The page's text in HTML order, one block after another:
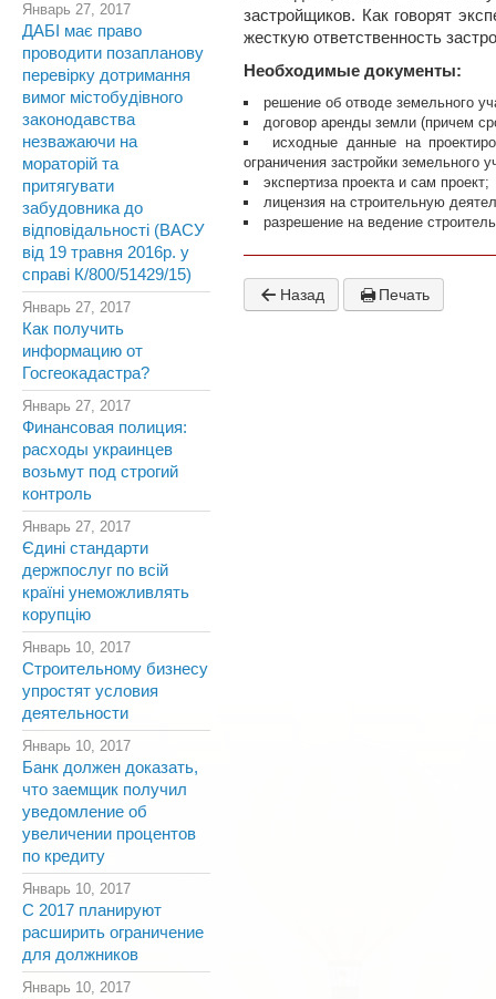
Январь 27, 2017
ДАБІ має право
проводити позапланову
перевірку дотримання
вимог містобудівного
законодавства
незважаючи на
мораторій та
притягувати
забудовника до
відповідальності (ВАСУ
від 19 травня 2016р. у
справі К/800/51429/15)
Январь 27, 2017
Как получить
информацию от
Госгеокадастра?
Январь 27, 2017
Финансовая полиция:
расходы украинцев
возьмут под строгий
контроль
Январь 27, 2017
Єдині стандарти
держпослуг по всій
країні унеможливлять
корупцію
Январь 10, 2017
Строительному бизнесу
упростят условия
деятельности
Январь 10, 2017
Банк должен доказать,
что заемщик получил
уведомление об
увеличении процентов
по кредиту
Январь 10, 2017
С 2017 планируют
расширить ограничение
для должников
Январь 10, 2017
застройщиков. Как говорят
жесткую ответственность
Необходимые документы:
решение об отводе земельного
договор аренды земли (причем
исходные данные на
ограничения застройки земельного
экспертиза проекта и сам проект;
лицензия на строительную
разрешение на ведение
Назад Печать